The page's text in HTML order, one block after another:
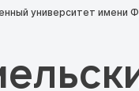
университет имени